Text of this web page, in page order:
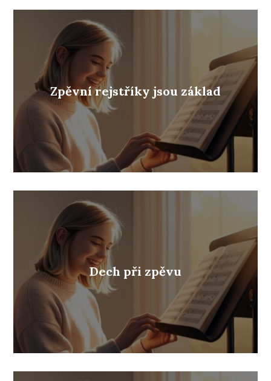
Zpěvní rejstříky jsou základ
Dech při zpěvu